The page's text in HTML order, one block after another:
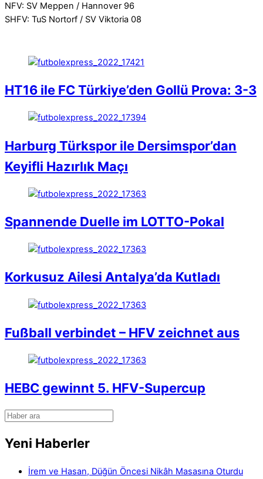
NFV: SV Meppen / Hannover 96
SHFV: TuS Nortorf / SV Viktoria 08
HT16 ile FC Türkiye’den Gollü Prova: 3-3
Harburg Türkspor ile Dersimspor’dan
Keyifli Hazırlık Maçı
Spannende Duelle im LOTTO-Pokal
Korkusuz Ailesi Antalya’da Kutladı
Fußball verbindet – HFV zeichnet aus
HEBC gewinnt 5. HFV-Supercup
Yeni Haberler
İrem ve Hasan, Düğün Öncesi Nikâh Masasına Oturdu